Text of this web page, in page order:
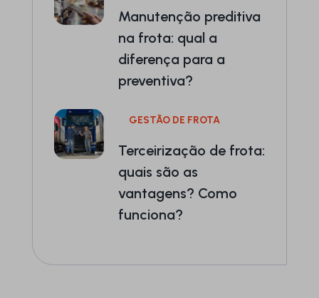
Manutenção preditiva
na frota: qual a
diferença para a
preventiva?
GESTÃO DE FROTA
Terceirização de frota:
quais são as
vantagens? Como
funciona?